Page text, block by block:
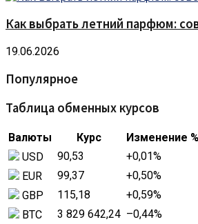
Как выбрать летний парфюм:
19.06.2026
Популярное
Таблица обменных курсов
Валюты Курс
Изменение %
USD
90,53 +0,01%
EUR
99,37 +0,50%
GBP
115,18 +0,59%
BTC
3 829 642,24 –0,44%